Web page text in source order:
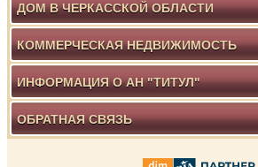
ДОМ В ЧЕРКАССКОЙ ОБЛАСТИ
КОММЕРЧЕСКАЯ НЕДВИЖИМОСТЬ
ИНФОРМАЦИЯ О АН "ТИТУЛ"
ОБРАТНАЯ СВЯЗЬ